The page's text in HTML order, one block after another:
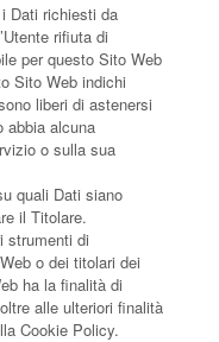
Dati richiesti da
rifiuta di
per questo Sito Web
Sito Web indichi
liberi di astenersi
abbia alcuna
o sulla sua
quali Dati siano
il Titolare.
strumenti di
o dei titolari dei
ha la finalità di
alle ulteriori finalità
Cookie Policy.